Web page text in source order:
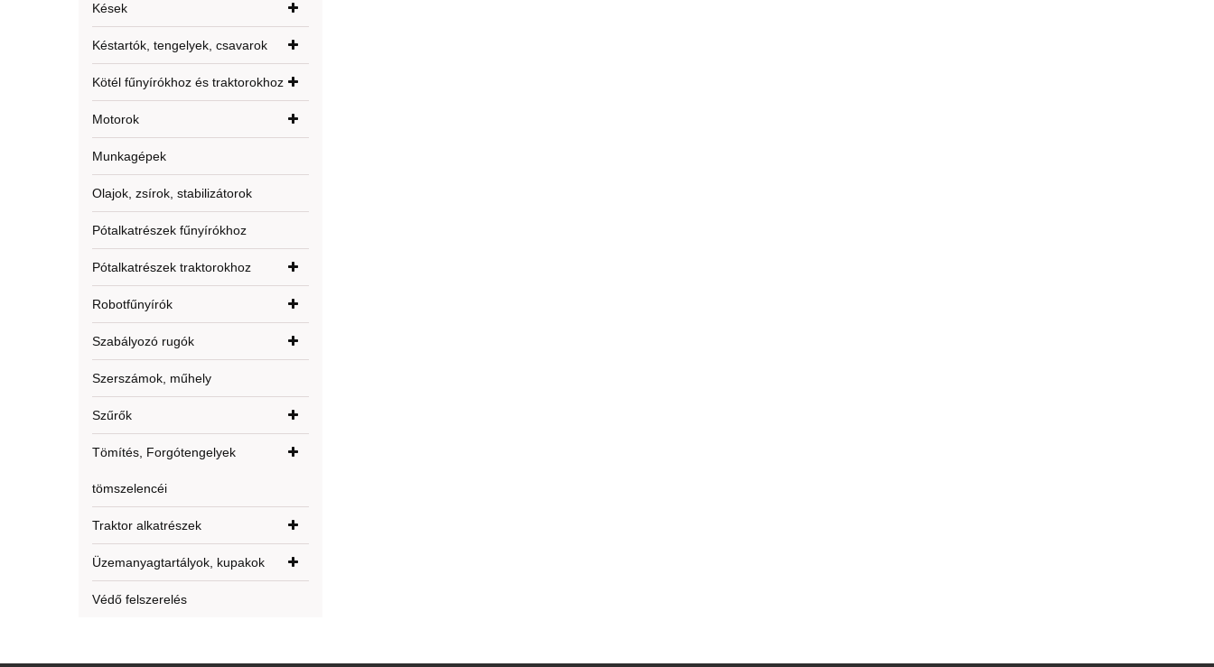
Kések
Késtartók, tengelyek, csavarok
Kötél fűnyírókhoz és traktorokhoz
Motorok
Munkagépek
Olajok, zsírok, stabilizátorok
Pótalkatrészek fűnyírókhoz
Pótalkatrészek traktorokhoz
Robotfűnyírók
Szabályozó rugók
Szerszámok, műhely
Szűrők
Tömítés, Forgótengelyek
tömszelencéi
Traktor alkatrészek
Üzemanyagtartályok, kupakok
Védő felszerelés